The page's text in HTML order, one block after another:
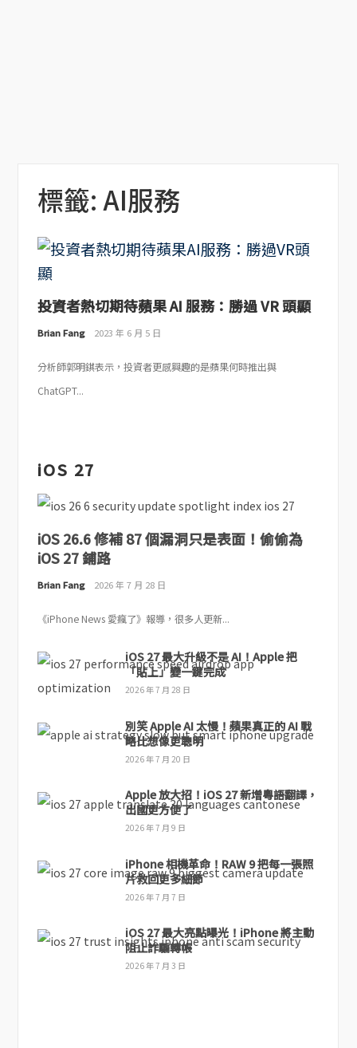
標籤: AI服務
投資者熱切期待蘋果 AI 服務：勝過 VR 頭顯
Brian Fang 2023 年 6 月 5 日
分析師郭明錤表示，投資者更感興趣的是蘋果何時推出與
ChatGPT...
iOS 27
iOS 26.6 修補 87 個漏洞只是表面！偷偷為
iOS 27 鋪路
Brian Fang 2026 年 7 月 28 日
《iPhone News 愛瘋了》報導，很多人更新...
iOS 27 最大升級不是 AI！Apple 把
「貼上」變一鍵完成
2026 年 7 月 28 日
別笑 Apple AI 太慢！蘋果真正的 AI 戰
略比想像更聰明
2026 年 7 月 20 日
Apple 放大招！iOS 27 新增粵語翻譯，
出國更方便了
2026 年 7 月 9 日
iPhone 相機革命！RAW 9 把每一張照
片救回更多細節
2026 年 7 月 7 日
iOS 27 最大亮點曝光！iPhone 將主動
阻止詐騙轉帳
2026 年 7 月 3 日